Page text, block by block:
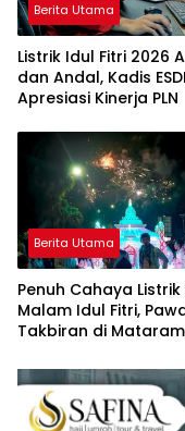
Berita Utama
Listrik Idul Fitri 2026
dan Andal, Kadis
Apresiasi Kinerja PLN
Berita Utama
Penuh Cahaya Listrik
Malam Idul Fitri,
Takbiran di Mataram